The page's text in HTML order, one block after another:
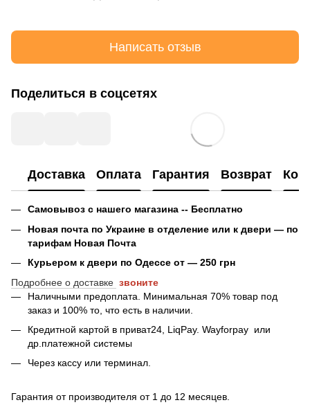
Написать отзыв
Поделиться в соцсетях
Доставка Оплата Гарантия Возврат
Самовывоз с нашего магазина -- Бесплатно
Новая почта по Украине в отделение или к двери — по
тарифам Новая Почта
Курьером к двери по Одессе от — 250 грн
Подробнее о доставке звоните
Наличными предоплата. Минимальная 70% товар под
заказ и 100% то, что есть в наличии.
Кредитной картой в приват24, LiqPay. Wayforpay или
др.платежной системы
Через кассу или терминал.
Гарантия от производителя от 1 до 12 месяцев.